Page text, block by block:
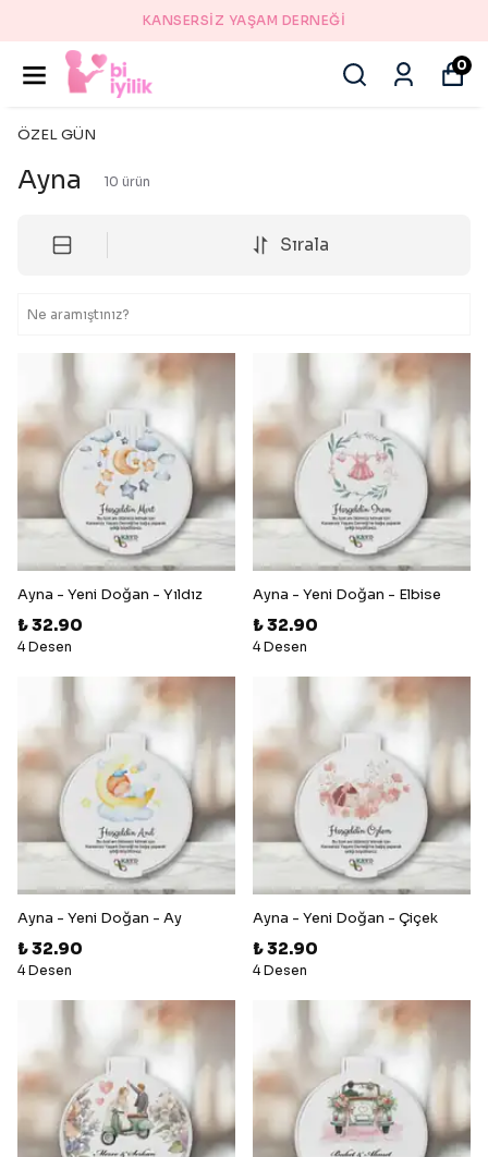
Bİ İYİLİK DÜKKANI
0
ÖZEL GÜN
Ayna 10 ürün
Sırala
Ayna - Yeni Doğan - Yıldız
₺ 32.90
4 Desen
Ayna - Yeni Doğan - Elbise
₺ 32.90
4 Desen
Ayna - Yeni Doğan - Ay
₺ 32.90
4 Desen
Ayna - Yeni Doğan - Çiçek
₺ 32.90
4 Desen